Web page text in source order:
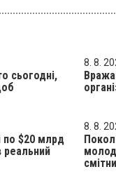
сьогодні,
8. 8.
по $20 млрд
реальний
8. 8.